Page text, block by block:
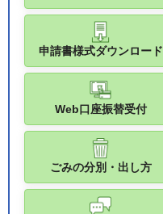
申請書様式ダウンロード
Web口座振替受付
ごみの分別・出し方